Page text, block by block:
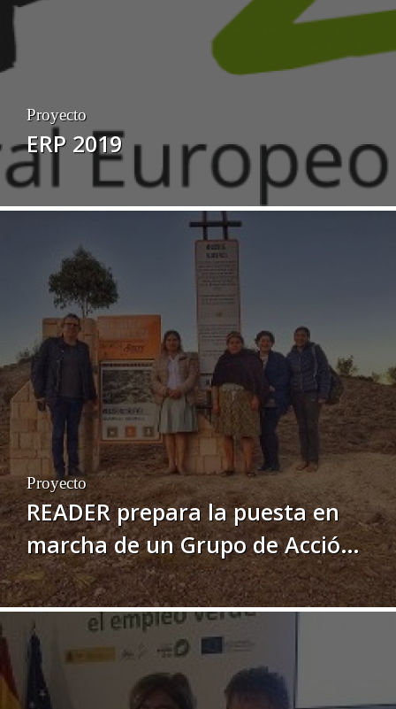
Proyecto
ERP 2019
Proyecto
READER prepara la puesta en
marcha de un Grupo de Acción
Local en Chuquisaca (Bolivia)